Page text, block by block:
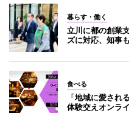
暮らす・働く
立川に都の創業
ズに対応、知事
食べる
「地域に愛され
体験交えオンラ